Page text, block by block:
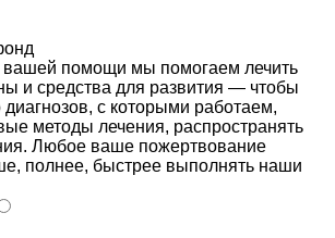
вашей помощи мы помогаем лечить
и средства для развития — чтобы
диагнозов, с которыми работаем,
методы лечения, распространять
Любое ваше пожертвование
полнее, быстрее выполнять наши